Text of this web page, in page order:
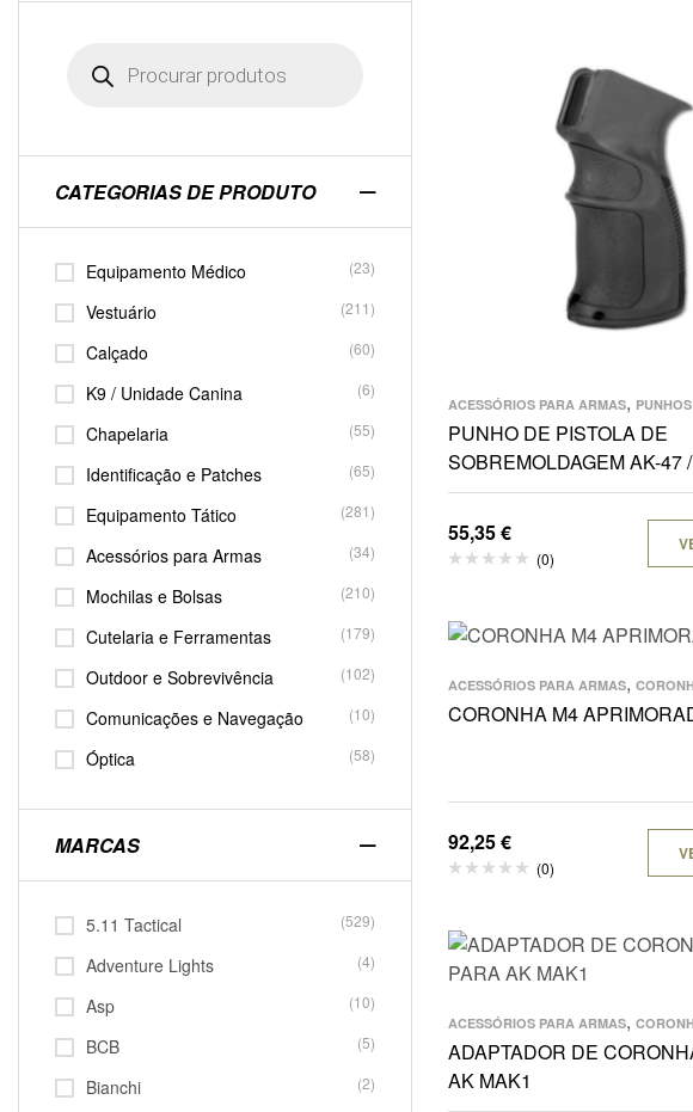
ACESSÓRIOS PARA ARMAS, PUNHOS
PUNHO DE PISTOLA DE
SOBREMOLDAGEM AK-47
55,35€
(0)
ACESSÓRIOS PARA ARMAS,
CORONHA M4
92,25€
(0)
ACESSÓRIOS PARA ARMAS,
ADAPTADOR DE
AK MAK1
CATEGORIAS DE PRODUTO
Equipamento Médico (23)
Vestuário (211)
Calçado (60)
K9 / Unidade Canina (6)
Chapelaria (55)
Identificação e Patches (65)
Equipamento Tático (281)
Acessórios para Armas (34)
Mochilas e Bolsas (210)
Cutelaria e Ferramentas (179)
Outdoor e Sobrevivência (102)
Comunicações e Navegação (10)
Óptica (58)
MARCAS
5.11 Tactical (529)
Adventure Lights (4)
Asp (10)
BCB (5)
Bianchi (2)